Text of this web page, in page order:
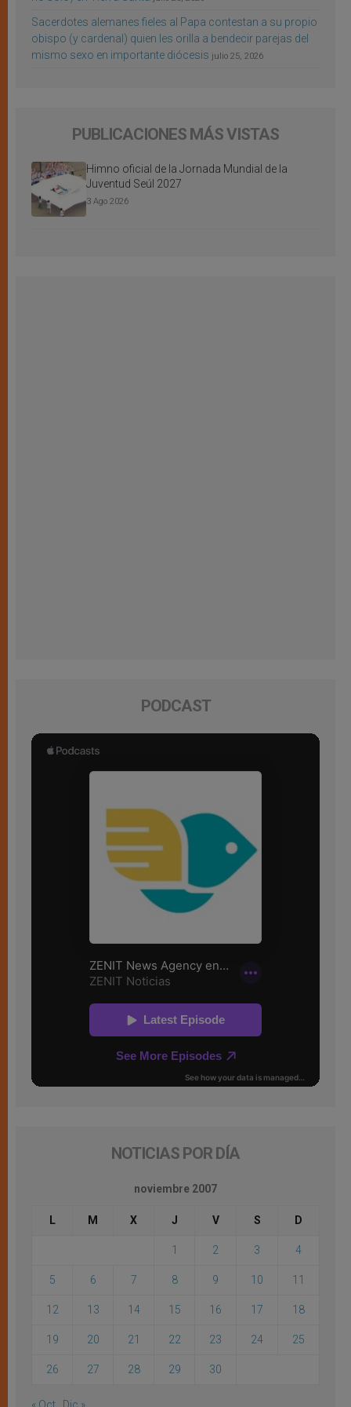
Sacerdotes alemanes fieles al Papa contestan a su propio
obispo (y cardenal) quien les orilla a bendecir parejas del
mismo sexo en importante diócesis julio 25, 2026
PUBLICACIONES MÁS VISTAS
Himno oficial de la Jornada Mundial de la
Juventud Seúl 2027
3 Ago 2026
PODCAST
NOTICIAS POR DÍA
noviembre 2007
L M X J V S D
1 2 3 4
5 6 7 8 9 10 11
12 13 14 15 16 17 18
19 20 21 22 23 24 25
26 27 28 29 30